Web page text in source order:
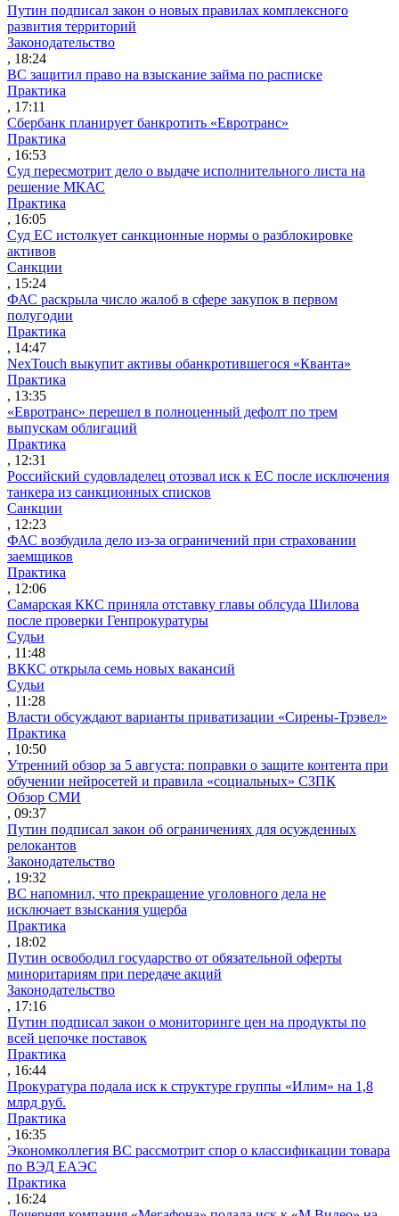
Путин подписал закон о новых правилах комплексного
развития территорий
Законодательство
, 18:24
ВС защитил право на взыскание займа по расписке
Практика
, 17:11
Сбербанк планирует банкротить «Евротранс»
Практика
, 16:53
Суд пересмотрит дело о выдаче исполнительного листа на
решение МКАС
Практика
, 16:05
Суд ЕС истолкует санкционные нормы о разблокировке
активов
Санкции
, 15:24
ФАС раскрыла число жалоб в сфере закупок в первом
полугодии
Практика
, 14:47
NexTouch выкупит активы обанкротившегося «Кванта»
Практика
, 13:35
«Евротранс» перешел в полноценный дефолт по трем
выпускам облигаций
Практика
, 12:31
Российский судовладелец отозвал иск к ЕС после исключения
танкера из санкционных списков
Санкции
, 12:23
ФАС возбудила дело из-за ограничений при страховании
заемщиков
Практика
, 12:06
Самарская ККС приняла отставку главы облсуда Шилова
после проверки Генпрокуратуры
Судьи
, 11:48
ВККС открыла семь новых вакансий
Судьи
, 11:28
Власти обсуждают варианты приватизации «Сирены-Трэвел»
Практика
, 10:50
Утренний обзор за 5 августа: поправки о защите контента при
обучении нейросетей и правила «социальных» СЗПК
Обзор СМИ
, 09:37
Путин подписал закон об ограничениях для осужденных
релокантов
Законодательство
, 19:32
ВС напомнил, что прекращение уголовного дела не
исключает взыскания ущерба
Практика
, 18:02
Путин освободил государство от обязательной оферты
миноритариям при передаче акций
Законодательство
, 17:16
Путин подписал закон о мониторинге цен на продукты по
всей цепочке поставок
Практика
, 16:44
Прокуратура подала иск к структуре группы «Илим» на 1,8
млрд руб.
Практика
, 16:35
Экономколлегия ВС рассмотрит спор о классификации товара
по ВЭД ЕАЭС
Практика
, 16:24